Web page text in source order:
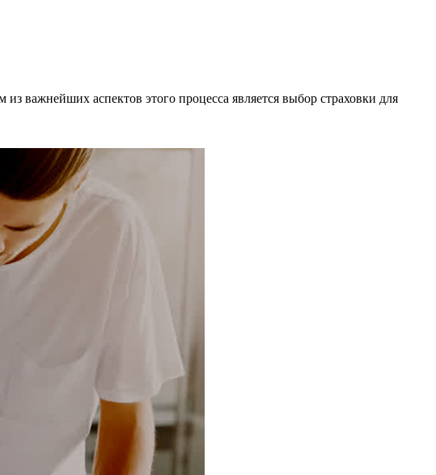
важнейших аспектов этого процесса является выбор страховки для